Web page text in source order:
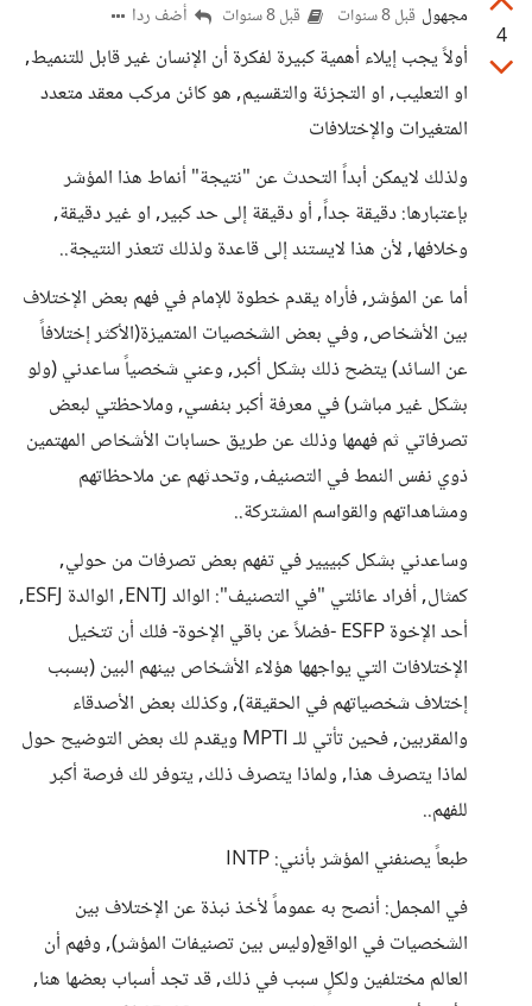
4
مجهول قبل 8 سنوات قبل 8 سنوات أضف ردا
أولاً يجب إيلاء أهمية كبيرة لفكرة أن الإنسان غير قابل للتنميط,
او التعليب, او التجزئة والتقسيم, هو كائن مركب معقد متعدد
المتغيرات والإختلافات
ولذلك لايمكن أبداً التحدث عن "نتيجة" أنماط هذا المؤشر
بإعتبارها: دقيقة جداً, أو دقيقة إلى حد كبير, او غير دقيقة,
وخلافها, لأن هذا لايستند إلى قاعدة ولذلك تتعذر النتيجة..
أما عن المؤشر, فأراه يقدم خطوة للإمام في فهم بعض الإختلاف
بين الأشخاص, وفي بعض الشخصيات المتميزة(الأكثر إختلافاً
عن السائد) يتضح ذلك بشكل أكبر, وعني شخصياً ساعدني (ولو
بشكل غير مباشر) في معرفة أكبر بنفسي, وملاحظتي لبعض
تصرفاتي ثم فهمها وذلك عن طريق حسابات الأشخاص المهتمين
ذوي نفس النمط في التصنيف, وتحدثهم عن ملاحظاتهم
ومشاهداتهم والقواسم المشتركة..
وساعدني بشكل كبييير في تفهم بعض تصرفات من حولي,
كمثال, أفراد عائلتي "في التصنيف": الوالد ENTJ, الوالدة ESFJ,
أحد الإخوة ESFP -فضلاً عن باقي الإخوة- فلك أن تتخيل
الإختلافات التي يواجهها هؤلاء الأشخاص بينهم البين (بسبب
إختلاف شخصياتهم في الحقيقة), وكذلك بعض الأصدقاء
والمقربين, فحين تأتي للـ MPTI ويقدم لك بعض التوضيح حول
لماذا يتصرف هذا, ولماذا يتصرف ذلك, يتوفر لك فرصة أكبر
للفهم..
طبعاً يصنفني المؤشر بأنني: INTP
في المجمل: أنصح به عموماً لأخذ نبذة عن الإختلاف بين
الشخصيات في الواقع(وليس بين تصنيفات المؤشر), وفهم أن
العالم مختلفين ولكلٍ سبب في ذلك, قد تجد أسباب بعضها هنا,